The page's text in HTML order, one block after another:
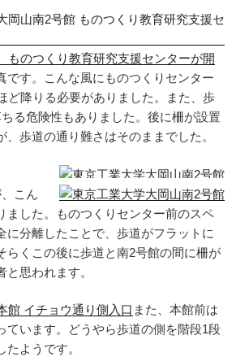
ものつくり教育研究支援センターが開
です。こんな風にものつくりセンター
ど降りる必要がありました。また、歩
る危険性もありました。後に柵が設置
、歩道の通り難さはそのままでした。
こん
ました。ものつくりセンター前のスペ
に分離したことで、歩道がフラットに
らくこの後に歩道と南2号館の間に柵が
思われます。
また、本館前は
ています。どうやら歩道の側を階段1段
ようです。